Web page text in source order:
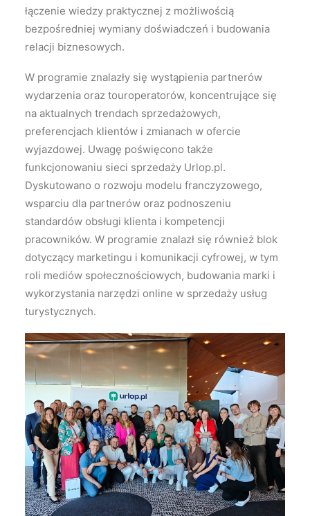
łączenie wiedzy praktycznej z możliwością
bezpośredniej wymiany doświadczeń i budowania
relacji biznesowych.
W programie znalazły się wystąpienia partnerów
wydarzenia oraz touroperatorów, koncentrujące się
na aktualnych trendach sprzedażowych,
preferencjach klientów i zmianach w ofercie
wyjazdowej. Uwagę poświęcono także
funkcjonowaniu sieci sprzedaży Urlop.pl.
Dyskutowano o rozwoju modelu franczyzowego,
wsparciu dla partnerów oraz podnoszeniu
standardów obsługi klienta i kompetencji
pracowników. W programie znalazł się również blok
dotyczący marketingu i komunikacji cyfrowej, w tym
roli mediów społecznościowych, budowania marki i
wykorzystania narzędzi online w sprzedaży usług
turystycznych.